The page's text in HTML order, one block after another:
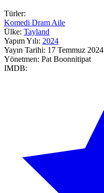
Türler:
Komedi Dram Aile
Ülke: Tayland
Yapım Yılı: 2024
Yayın Tarihi: 17 Temmuz 2024
Yönetmen: Pat Boonnitipat
IMDB: